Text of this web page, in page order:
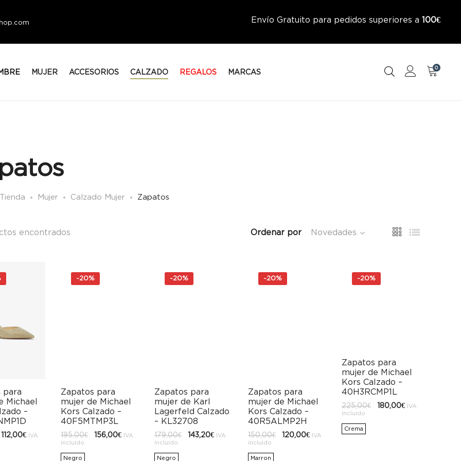
Envío Gratuito para pedidos superiores a 100€
MUJER ACCESORIOS CALZADO REGALOS MARCAS
0
Tienda Mujer Calzado Mujer Zapatos
encontrados Ordenar por Novedades
para
Michael
–
El112,00€ElIVA
-20%
Zapatos para
mujer de Michael
Kors Calzado –
40F5MTMP3L
195,00€
El156,00€ElIVA
incluido
Negro
-20%
Zapatos para
mujer de Karl
Lagerfeld Calzado
– KL32708
179,00€
El143,20€ElIVA
incluido
Negro
-20%
Zapatos para
mujer de Michael
Kors Calzado –
40R5ALMP2H
150,00€
El120,00€ElIVA
incluido
Marron
-20%
Zapatos para
mujer de Michael
Kors Calzado –
40H3RCMP1L
225,00€
El180,00€ElIVA
incluido
Crema